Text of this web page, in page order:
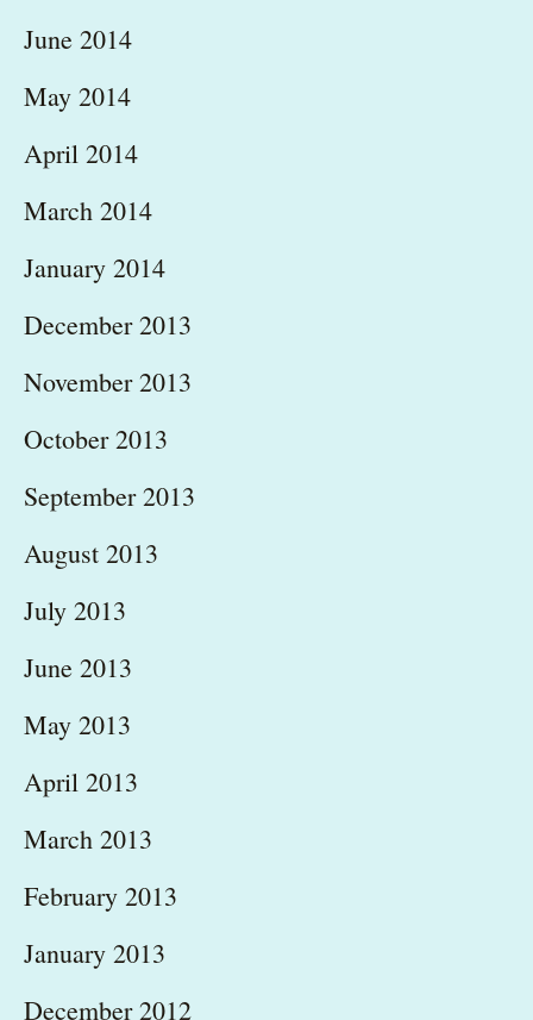
June 2014
May 2014
April 2014
March 2014
January 2014
December 2013
November 2013
October 2013
September 2013
August 2013
July 2013
June 2013
May 2013
April 2013
March 2013
February 2013
January 2013
December 2012